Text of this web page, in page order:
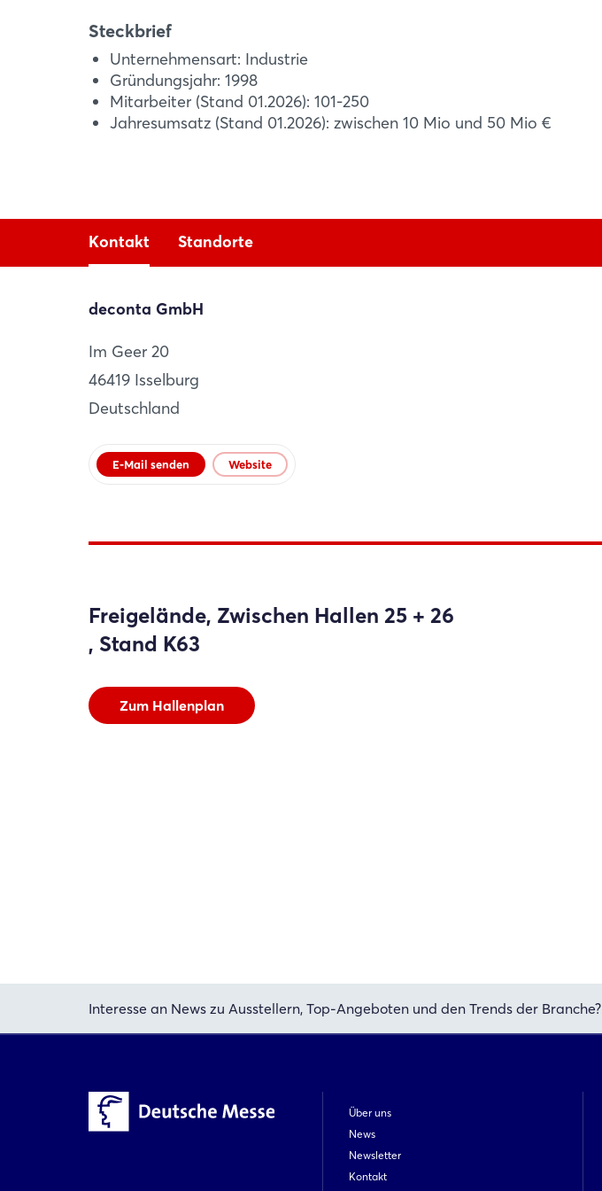
Steckbrief
Unternehmensart: Industrie
Gründungsjahr: 1998
Mitarbeiter (Stand 01.2026): 101-250
Jahresumsatz (Stand 01.2026): zwischen 10 Mio und 50 Mio €
Kontakt Standorte
deconta GmbH
Im Geer 20
46419 Isselburg
Deutschland
E-Mail senden Website
deconta s.r.l. a s.u.
Povegliano Veronese (VR)
IT
Freigelände, Zwischen Hallen 25 + 26
, Stand K63
Zum Hallenplan
Interesse an News zu Ausstellern, Top-Angeboten und den Trends der Branche?
Über uns
News
Newsletter
Kontakt